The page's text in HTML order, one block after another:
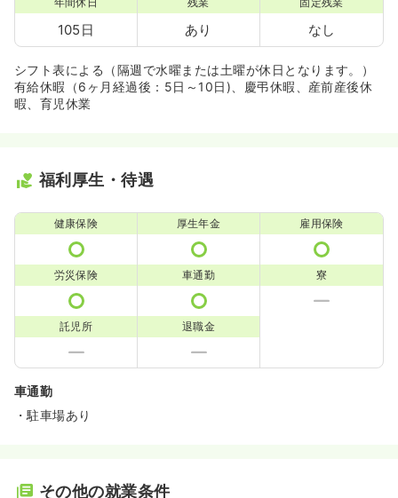
105日 あり なし
シフト表による（隔週で水曜または土曜が休日となります。）
有給休暇（6ヶ月経過後：5日～10日)、慶弔休暇、産前産後休
暇、育児休業
福利厚生・待遇
健康保険 厚生年金 雇用保険
労災保険 車通勤 寮
託児所 退職金
車通勤
・駐車場あり
その他の就業条件